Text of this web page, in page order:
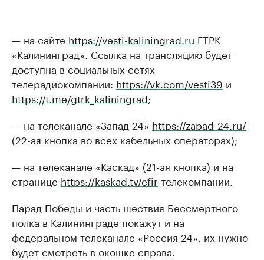
— на сайте https://vesti-kaliningrad.ru ГТРК
«Калининград». Ссылка на трансляцию будет
доступна в социальных сетях
телерадиокомпании: https://vk.com/vesti39 и
https://t.me/gtrk_kaliningrad;
— на телеканале «Запад 24» https://zapad-24.ru/
(22-ая кнопка во всех кабельных операторах);
— на телеканале «Каскад» (21-ая кнопка) и на
странице https://kaskad.tv/efir телекомпании.
Парад Победы и часть шествия Бессмертного
полка в Калининграде покажут и на
федеральном телеканале «Россия 24», их нужно
будет смотреть в окошке справа.